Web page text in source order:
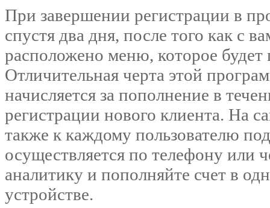
При завершении регистрации в
спустя два дня, после того как с
расположено меню, которое
Отличительная черта этой
начисляется за пополнение в
регистрации нового клиента. На
также к каждому пользователю
осуществляется по телефону или
аналитику и пополняйте счет в
устройстве.